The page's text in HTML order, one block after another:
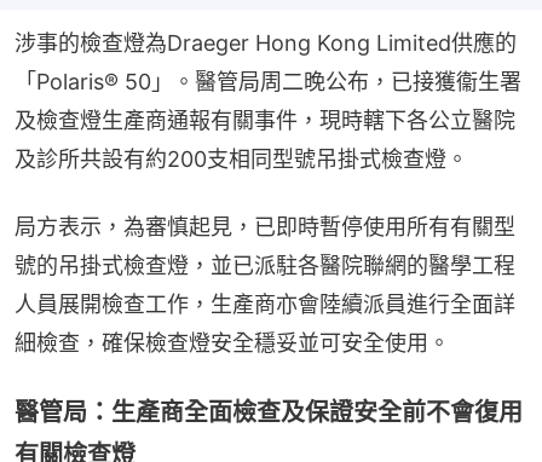
涉事的檢查燈為Draeger Hong Kong Limited供應的
「Polaris® 50」。醫管局周二晚公布，已接獲衞生署
及檢查燈生產商通報有關事件，現時轄下各公立醫院
及診所共設有約200支相同型號吊掛式檢查燈。
局方表示，為審慎起見，已即時暫停使用所有有關型
號的吊掛式檢查燈，並已派駐各醫院聯網的醫學工程
人員展開檢查工作，生產商亦會陸續派員進行全面詳
細檢查，確保檢查燈安全穩妥並可安全使用。
醫管局：生產商全面檢查及保證安全前不會復用
有關檢查燈